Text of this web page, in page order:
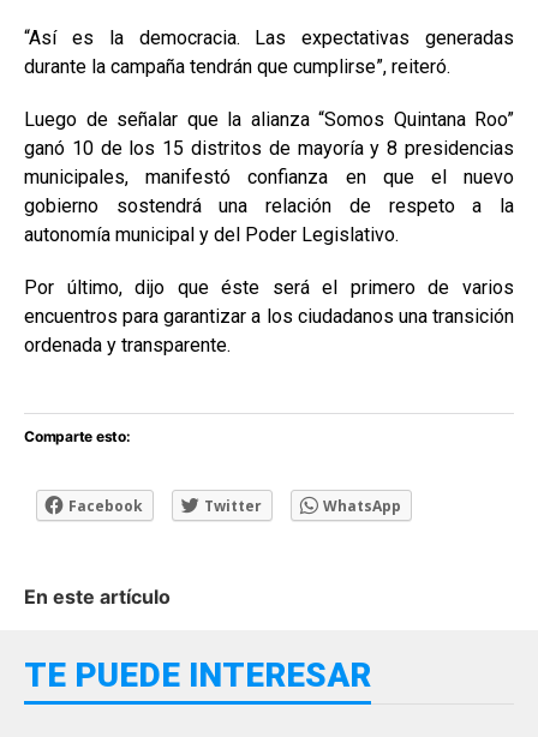
“Así es la democracia. Las expectativas generadas
durante la campaña tendrán que cumplirse”, reiteró.
Luego de señalar que la alianza “Somos Quintana Roo”
ganó 10 de los 15 distritos de mayoría y 8 presidencias
municipales, manifestó confianza en que el nuevo
gobierno sostendrá una relación de respeto a la
autonomía municipal y del Poder Legislativo.
Por último, dijo que éste será el primero de varios
encuentros para garantizar a los ciudadanos una transición
ordenada y transparente.
Comparte esto:
Facebook Twitter WhatsApp
En este artículo
TE PUEDE INTERESAR